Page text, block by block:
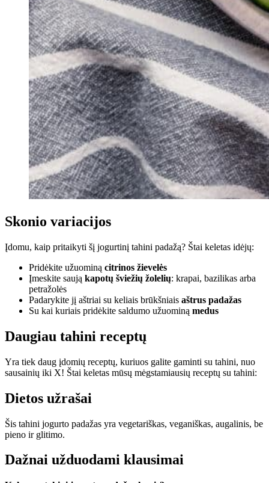
Skonio variacijos
Įdomu, kaip pritaikyti šį jogurtinį tahini padažą? Štai keletas idėjų:
Pridėkite užuominą citrinos žievelės
Įmeskite saują kapotų šviežių žolelių: krapai, bazilikas arba
petražolės
Padarykite jį aštriai su keliais brūkšniais aštrus padažas
Su kai kuriais pridėkite saldumo užuominą medus
Daugiau tahini receptų
Yra tiek daug įdomių receptų, kuriuos galite gaminti su tahini, nuo
sausainių iki X! Štai keletas mūsų mėgstamiausių receptų su tahini:
Dietos užrašai
Šis tahini jogurto padažas yra vegetariškas, veganiškas, augalinis, be
pieno ir glitimo.
Dažnai užduodami klausimai